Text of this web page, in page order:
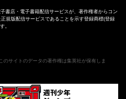
書店・電子書籍配信サービスが、著作権者からコン
規版配信サービスであることを示す登録商標(登録
。
のサイトのデータの著作権は集英社が保有しま